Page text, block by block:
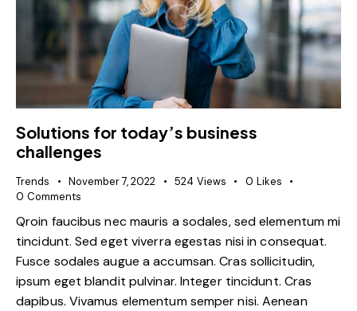
Solutions for today’s business
challenges
Trends November 7, 2022 524 Views 0 Likes
0 Comments
Qroin faucibus nec mauris a sodales, sed elementum mi
tincidunt. Sed eget viverra egestas nisi in consequat.
Fusce sodales augue a accumsan. Cras sollicitudin,
ipsum eget blandit pulvinar. Integer tincidunt. Cras
dapibus. Vivamus elementum semper nisi. Aenean